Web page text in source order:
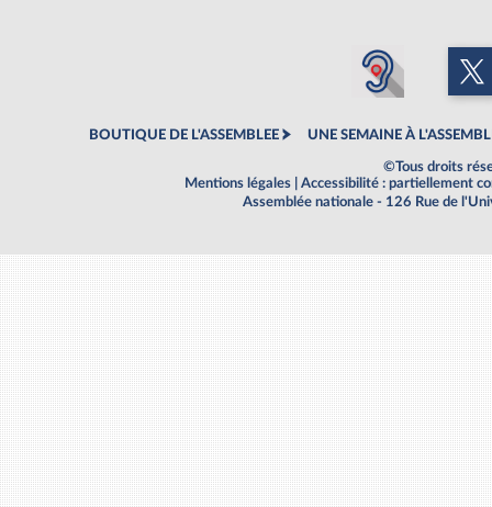
BOUTIQUE DE L'ASSEMBLEE UNE SEMAINE À
©Tous droits
Mentions légales
Accessibilité : partiellement
Assemblée nationale - 126 Rue de